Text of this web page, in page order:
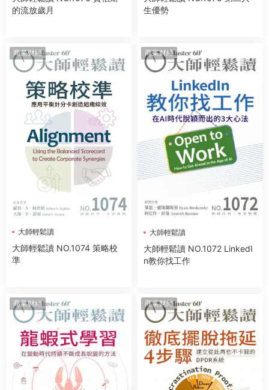
的流放歲月
生優勢
商業财經
大師輕鬆讀
大師輕鬆讀 NO.1074 策略校
準
商業财經
大師輕鬆讀
大師輕鬆讀 NO.1072 LinkedI
n教你找工作
商業财經 商業财經